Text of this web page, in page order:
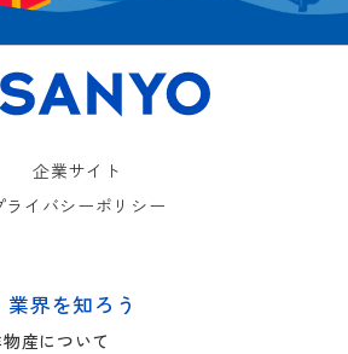
企業サイト
ライバシーポリシー
業界を知ろう
産について